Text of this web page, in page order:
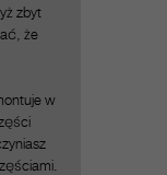
zbyt
że
w